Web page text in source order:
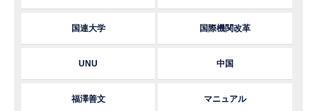
国連大学 国際機関改革
UNU 中国
福澤善文 マニュアル